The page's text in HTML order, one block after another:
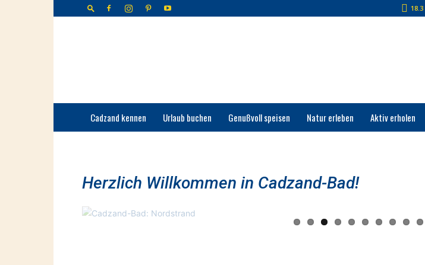
18.3
Cadzand kennen Urlaub buchen Genußvoll speisen Natur erleben Aktiv erholen
Herzlich Willkommen in Cadzand-Bad!